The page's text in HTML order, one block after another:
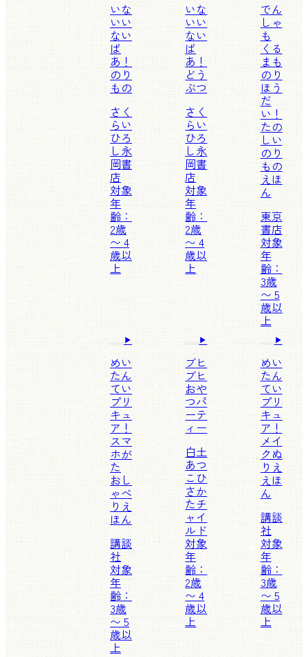
いな
いい
ない
ば
あ！
のり
もの
さく
らい
ひろ
し永
岡書
店
対象
年
齢：
2歳
〜 4
歳以
上
いな
いい
ない
ば
あ！
どう
ぶつ
さく
らい
ひろ
し永
岡書
店
対象
年
齢：
2歳
〜 4
歳以
上
でん
しゃ
も
くる
まも
のり
ほう
だ
い！
たの
しい
のり
もの
えほ
ん
東京
書店
対象
年
齢：
3歳
〜 5
歳以
上
めい
たん
てい
プリ
キュ
ア！
スマ
ホが
た
おし
ゃべ
りえ
ほん
講談
社
対象
年
齢：
3歳
〜 5
歳以
上
ブヒ
ブヒ
おや
つパ
ーテ
ィー
白土
あつ
こひ
さか
たチ
ャイ
ルド
対象
年
齢：
2歳
〜 4
歳以
上
めい
たん
てい
プリ
キュ
ア！
メイ
クぬ
りえ
えほ
ん
講談
社
対象
年
齢：
3歳
〜 5
歳以
上